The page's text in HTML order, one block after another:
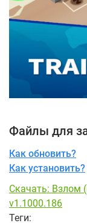
Файлы для
Как обновить?
Как установить?
Скачать: Взлом
v1.1000.186
Теги: